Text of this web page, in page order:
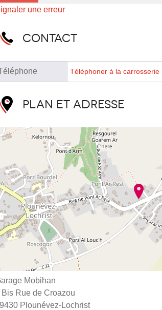
une erreur
Contact
Téléphoner à la carrosserie
Plan et adresse
Mobihan
Bis Rue de Croazou
Plounévez-Lochrist